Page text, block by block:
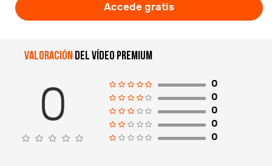
Accede gratis
Valoración del vídeo premium
0
0
0
0
0
0